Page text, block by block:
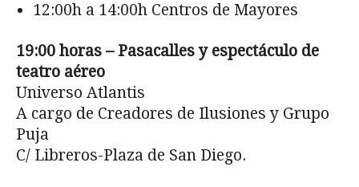
12:00h a 14:00h Centros de Mayores
19:00 horas – Pasacalles y espectáculo de
teatro aéreo
Universo Atlantis
A cargo de Creadores de Ilusiones y Grupo
Puja
C/ Libreros-Plaza de San Diego.